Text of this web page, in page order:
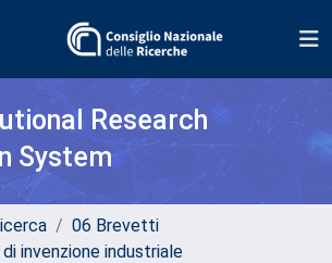
Research
System
06 Brevetti
invenzione industriale